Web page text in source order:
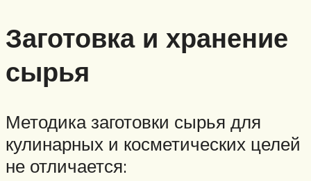
Заготовка и хранение
сырья
Методика заготовки сырья для
кулинарных и косметических целей
не отличается: